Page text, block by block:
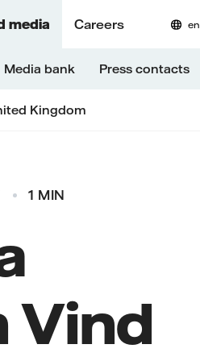
media Careers
Media bank Press contacts
Kingdom
en
1 MIN
Vind